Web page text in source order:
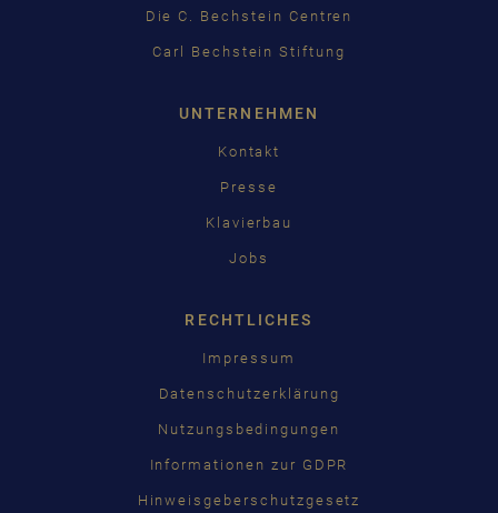
Die C. Bechstein Centren
Carl Bechstein Stiftung
UNTERNEHMEN
Kontakt
Presse
Klavierbau
Jobs
RECHTLICHES
Impressum
Datenschutzerklärung
Nutzungsbedingungen
Informationen zur GDPR
Hinweisgeberschutzgesetz